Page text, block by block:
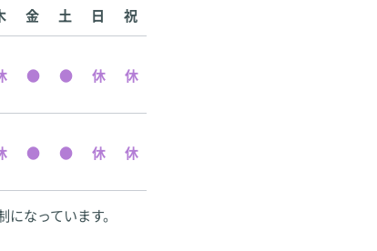
金 土 日 祝
なっています。